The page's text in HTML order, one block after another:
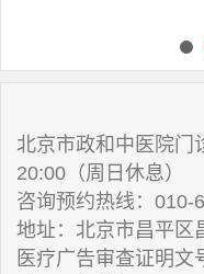
北京市政和中医院门
20:00（周日休息）
咨询预约热线：010-
地址：北京市昌平区
医疗广告审查证明文